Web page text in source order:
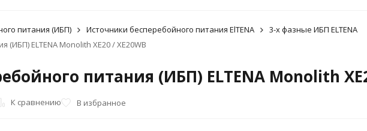
питания (ИБП) Источники бесперебойного питания ElTENA
3-х фазные ИБП ELTENA
ELTENA Monolith XE20 / XE20WB
питания (ИБП) ELTENA Monolith
К сравнению В избранное